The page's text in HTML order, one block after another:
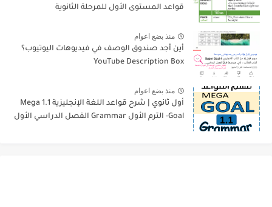
قواعد المستوى الأول للمرحلة الثانوية
منذ بضع اعوام
أين أجد صندوق الوصف في فيديوهات اليوتيوب؟
YouTube Description Box
منذ بضع اعوام
أول ثانوي | شرح قواعد اللغة الإنجليزية 1.1 Mega
Goal- الترم الأول Grammar الفصل الدراسي الأول